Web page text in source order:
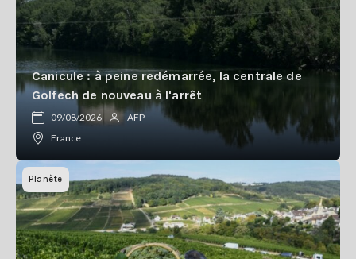
Canicule : à peine redémarrée, la centrale de
Golfech de nouveau à l'arrêt
09/08/2026
AFP
France
Planète